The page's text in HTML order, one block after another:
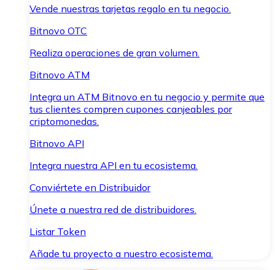
Vende nuestras tarjetas regalo en tu negocio.
Bitnovo OTC
Realiza operaciones de gran volumen.
Bitnovo ATM
Integra un ATM Bitnovo en tu negocio y permite que
tus clientes compren cupones canjeables por
criptomonedas.
Bitnovo API
Integra nuestra API en tu ecosistema.
Conviértete en Distribuidor
Únete a nuestra red de distribuidores.
Listar Token
Añade tu proyecto a nuestro ecosistema.